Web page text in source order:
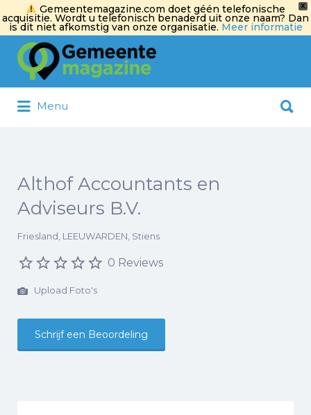
X
Gemeentemagazine.com doet géén telefonische
acquisitie. Wordt u telefonisch benaderd uit onze naam? Dan
is dit niet afkomstig van onze organisatie. Meer informatie
Zoek
naar:
Menu
naar:
Althof Accountants en
Adviseurs B.V.
Friesland, LEEUWARDEN, Stiens
0 Reviews
Upload Foto's
Schrijf een Beoordeling